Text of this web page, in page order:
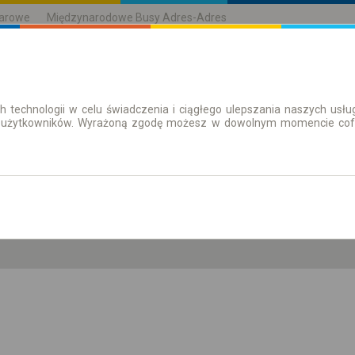
Międzynarodowe Busy Adres-Adres
| Bilety Bilety okresowe
technologii w celu świadczenia i ciągłego ulepszania naszych
Wyrażoną zgodę możesz w dowolnym momencie